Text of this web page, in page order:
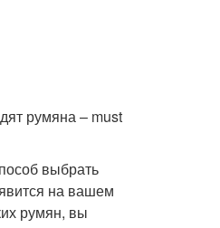
румяна – must
выбрать
на вашем
румян, вы